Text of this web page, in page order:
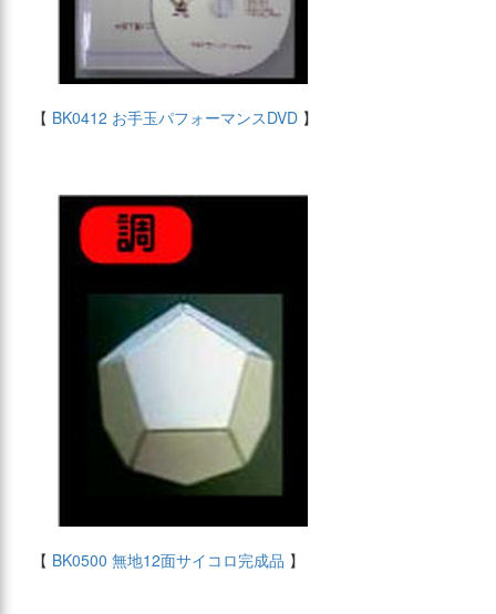
【 BK0412 お手玉パフォーマンスDVD 】
【 BK0500 無地12面サイコロ完成品 】